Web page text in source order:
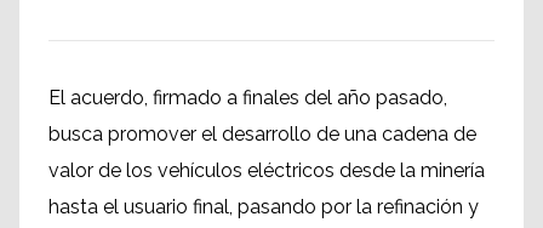
El acuerdo, firmado a finales del año pasado,
busca promover el desarrollo de una cadena de
valor de los vehículos eléctricos desde la minería
hasta el usuario final, pasando por la refinación y